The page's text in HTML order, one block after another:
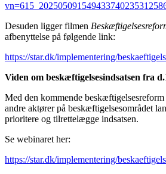
Desuden ligger filmen
afbenyttelse på følgende link:
https://star.dk/implementering/
Viden om beskæftigelsesindsatsen fra
Med den kommende
andre aktører på beskæftigelsesområdet
prioritere og tilrettelægge indsatsen.
Se webinaret her:
https://star.dk/implementering/